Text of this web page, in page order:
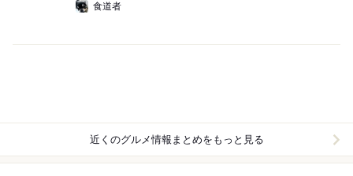
食道者
近くのグルメ情報まとめをもっと見る